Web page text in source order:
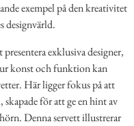
exempel på den kreativitet
designvärld.
exklusiva designer,
konst och funktion kan
Här ligger fokus på att
för att ge en hint av
Denna servett illustrerar